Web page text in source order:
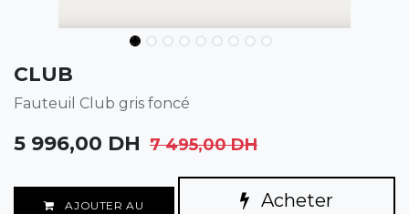
CLUB
Fauteuil Club gris foncé
5 996,00 DH 7 495,00DH
AJOUTER AU
Acheter